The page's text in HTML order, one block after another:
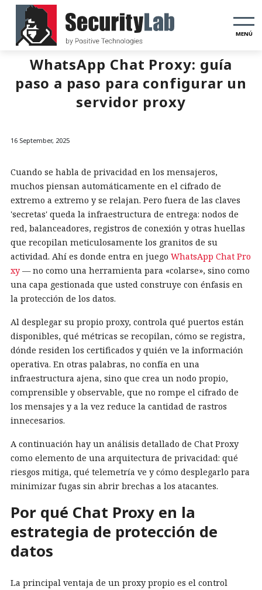
MENÚ
WhatsApp Chat Proxy: guía
paso a paso para configurar un
servidor proxy
16 September, 2025
Cuando se habla de privacidad en los mensajeros,
muchos piensan automáticamente en el cifrado de
extremo a extremo y se relajan. Pero fuera de las claves
'secretas' queda la infraestructura de entrega: nodos de
red, balanceadores, registros de conexión y otras huellas
que recopilan meticulosamente los granitos de su
actividad. Ahí es donde entra en juego WhatsApp Chat Pro
xy — no como una herramienta para «colarse», sino como
una capa gestionada que usted construye con énfasis en
la protección de los datos.
Al desplegar su propio proxy, controla qué puertos están
disponibles, qué métricas se recopilan, cómo se registra,
dónde residen los certificados y quién ve la información
operativa. En otras palabras, no confía en una
infraestructura ajena, sino que crea un nodo propio,
comprensible y observable, que no rompe el cifrado de
los mensajes y a la vez reduce la cantidad de rastros
innecesarios.
A continuación hay un análisis detallado de Chat Proxy
como elemento de una arquitectura de privacidad: qué
riesgos mitiga, qué telemetría ve y cómo desplegarlo para
minimizar fugas sin abrir brechas a los atacantes.
Por qué Chat Proxy en la
estrategia de protección de
datos
La principal ventaja de un proxy propio es el control